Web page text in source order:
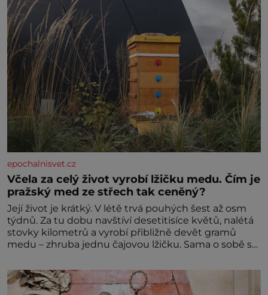
epochalnisvet.cz
Včela za celý život vyrobí lžičku medu. Čím je
pražský med ze střech tak ceněný?
Její život je krátký. V létě trvá pouhých šest až osm
týdnů. Za tu dobu navštíví desetitisíce květů, nalétá
stovky kilometrů a vyrobí přibližně devět gramů
medu – zhruba jednu čajovou lžičku. Sama o sobě se
dalšími desítkami tisíc příslušnic svého včelstva,
vznikne jeden z nejdokonalejších organismů